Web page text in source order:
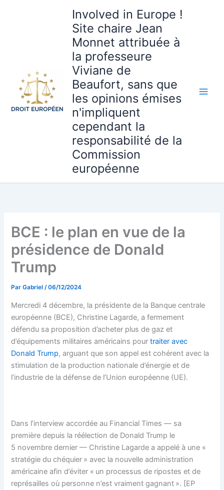
Involved in Europe !
Site chaire Jean
Monnet attribuée à
la professeure
Viviane de
Beaufort, sans que
les opinions émises
n'impliquent
cependant la
responsabilité de la
Commission
européenne
BCE : le plan en vue de la
présidence de Donald
Trump
ParGabriel/06/12/2024
Mercredi 4 décembre, la présidente de la Banque centrale
européenne (BCE), Christine Lagarde, a fermement
défendu sa proposition d’acheter plus de gaz et
d’équipements militaires américains pourtraiter avec
Donald Trump, arguant que son appel est cohérent avec la
stimulation de la production nationale d’énergie et de
l’industrie de la défense de l’Union européenne (UE).
Dans l’interview accordée au Financial Times — sa
première depuis la réélection de Donald Trump le
5 novembre dernier — Christine Lagarde a appelé à une «
stratégie du chéquier » avec la nouvelle administration
américaine afin d’éviter « un processus de ripostes et de
représailles où personne n’est vraiment gagnant ». [EP